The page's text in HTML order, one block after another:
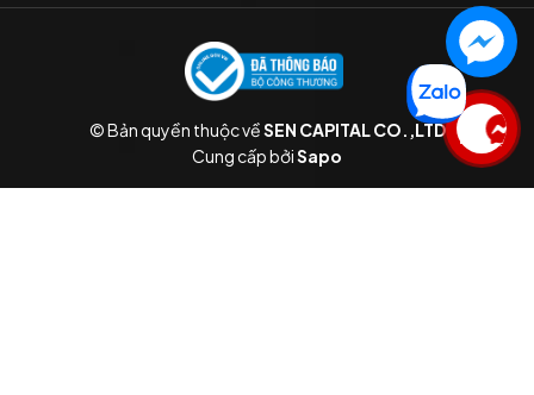
© Bản quyền thuộc vềSEN CAPITAL CO.,LTD
Cung cấp bởiSapo
Liên hệ